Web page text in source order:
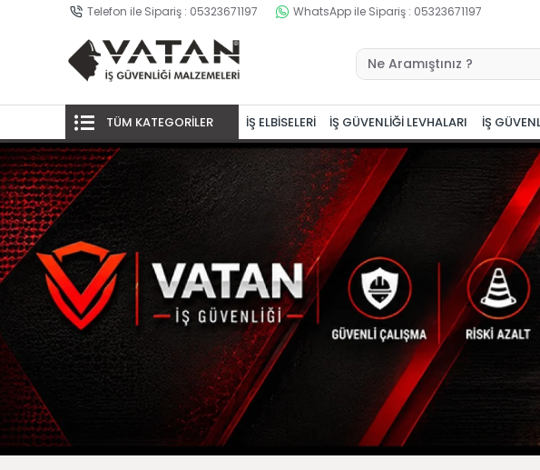
Telefon ile Sipariş : 05323671197 WhatsApp ile Sipariş : 05323671197
TÜM KATEGORİLER İŞ ELBİSELERİ İŞ GÜVENLİĞİ LEVHALARI İŞ